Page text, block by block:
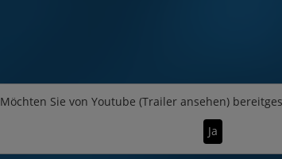
Möchten Sie von Youtube (Trailer ansehen)
Ja